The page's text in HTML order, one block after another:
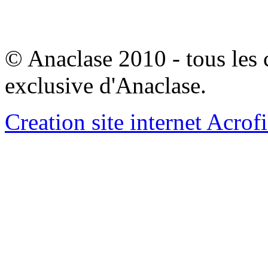
© Anaclase 2010 - tous les
exclusive d'Anaclase.
Creation site internet